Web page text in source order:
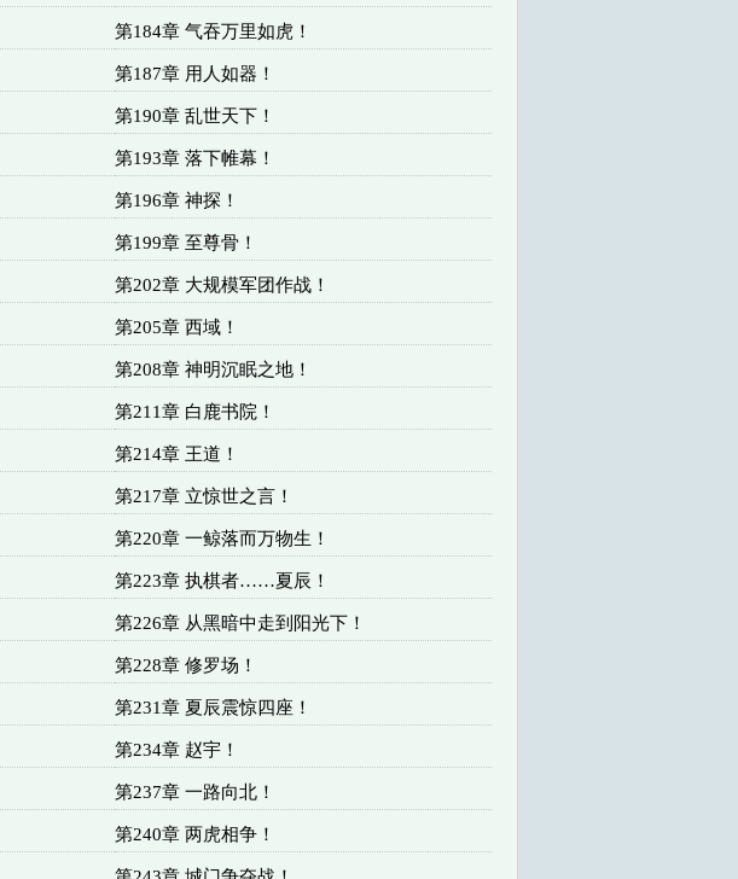
第184章 气吞万里如虎！
第187章 用人如器！
第190章 乱世天下！
第193章 落下帷幕！
第196章 神探！
第199章 至尊骨！
第202章 大规模军团作战！
第205章 西域！
第208章 神明沉眠之地！
第211章 白鹿书院！
第214章 王道！
第217章 立惊世之言！
第220章 一鲸落而万物生！
第223章 执棋者……夏辰！
第226章 从黑暗中走到阳光下！
第228章 修罗场！
第231章 夏辰震惊四座！
第234章 赵宇！
第237章 一路向北！
第240章 两虎相争！